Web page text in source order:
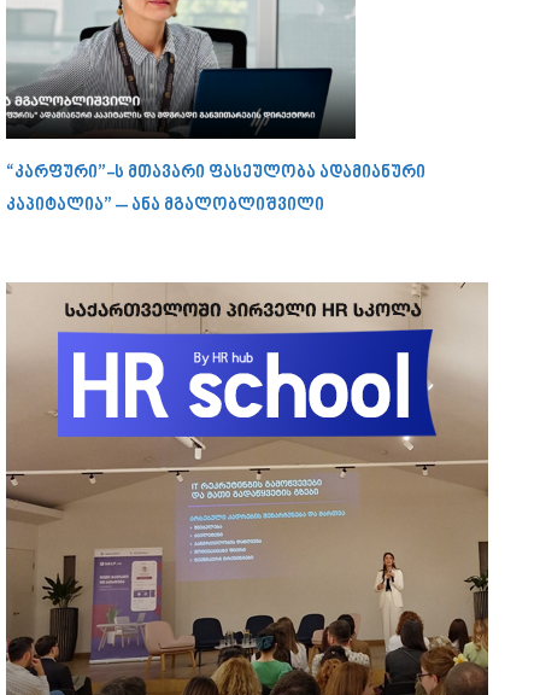
“კარფური”-ს მთავარი ფასეულობა ადამიანური
კაპიტალია” – ანა მგალობლიშვილი